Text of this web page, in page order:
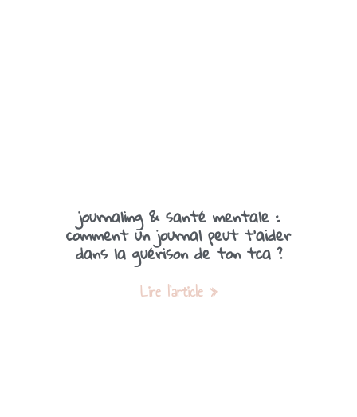
journaling & santé mentale :
comment un journal peut t’aider
dans la guérison de ton tca ?
Lire l'article »